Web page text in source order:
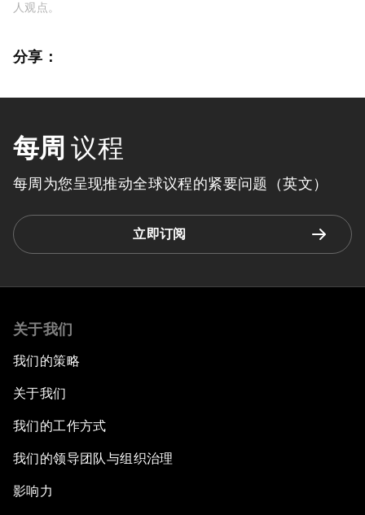
人观点。
分享：
每周 议程
每周为您呈现推动全球议程的紧要问题（英文）
立即订阅
关于我们
我们的策略
关于我们
我们的工作方式
我们的领导团队与组织治理
影响力